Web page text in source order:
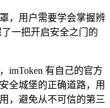
，用户需要学会掌握辨
一把开启安全之门的
imToken 有自己的官方
全城堡的正确道路，用
，避免从不可信的第三